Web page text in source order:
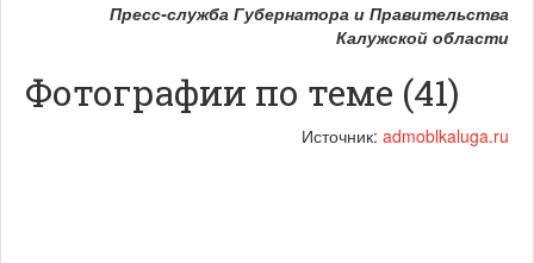
Пресс-служба Губернатора и Правительства
Калужской области
Фотографии по теме (41)
Источник: admoblkaluga.ru